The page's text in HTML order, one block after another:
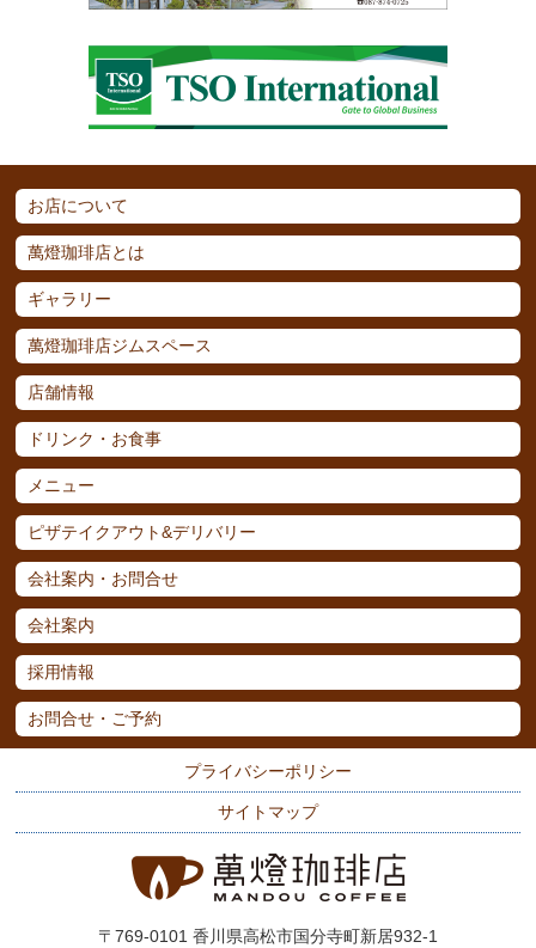
お店について
萬燈珈琲店とは
ギャラリー
萬燈珈琲店ジムスペース
店舗情報
ドリンク・お食事
メニュー
ピザテイクアウト&デリバリー
会社案内・お問合せ
会社案内
採用情報
お問合せ・ご予約
プライバシーポリシー
サイトマップ
〒769-0101 香川県高松市国分寺町新居932-1